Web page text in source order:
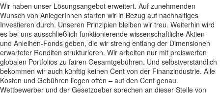
Wir haben unser Lösungsangebot erweitert. Auf zunehmenden
Wunsch von AnlegerInnen starten wir in Bezug auf nachhaltiges
Investieren durch. Unseren Prinzipien bleiben wir treu. Weiterhin wird
es bei uns ausschließlich funktionierende wissenschaftliche Aktien-
und Anleihen-Fonds geben, die wir streng entlang der Dimensionen
erwarteter Renditen strukturieren. Wir arbeiten nur mit preiswerten
globalen Portfolios zu fairen Gesamtgebühren. Und selbstverständlich
bekommen wir auch künftig keinen Cent von der Finanzindustrie. Alle
Kosten und Gebühren liegen offen – auf den Cent genau.
Wettbewerber und der Gesetzgeber sprechen an dieser Stelle von